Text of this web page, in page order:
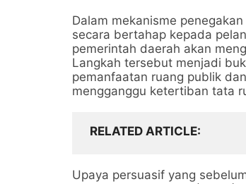
Dalam mekanisme
secara bertahap kepada
pemerintah daerah akan
Langkah tersebut menjadi
pemanfaatan ruang publik
mengganggu ketertiban tata
RELATED ARTICLE
Upaya persuasif yang